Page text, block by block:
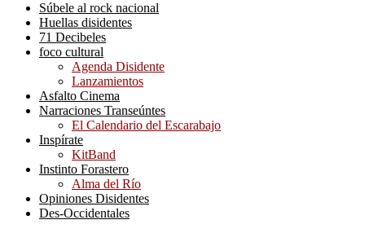
Súbele al rock nacional
Huellas disidentes
71 Decibeles
foco cultural
Agenda Disidente
Lanzamientos
Asfalto Cinema
Narraciones Transeúntes
El Calendario del Escarabajo
Inspírate
KitBand
Instinto Forastero
Alma del Río
Opiniones Disidentes
Des-Occidentales